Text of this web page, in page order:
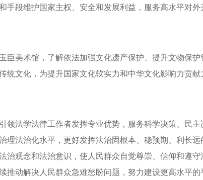
手段维护国家主权、安全和发展利益，服务高水平对外
臣美术馆，了解依法加强文化遗产保护、提升文物保护
统文化，为提升国家文化软实力和中华文化影响力贡献
领法学法律工作者发挥专业优势，服务科学决策、民主
理法治化水平，更好发挥法治固根本、稳预期、利长远
治观念和法治意识，使人民群众自觉尊崇、信仰和遵守
推动解决人民群众急难愁盼问题，努力建设更高水平的